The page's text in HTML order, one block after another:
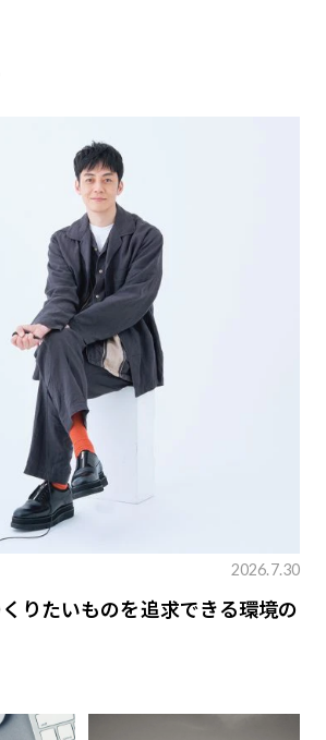
2026.7.30
くりたいものを追求できる環境の